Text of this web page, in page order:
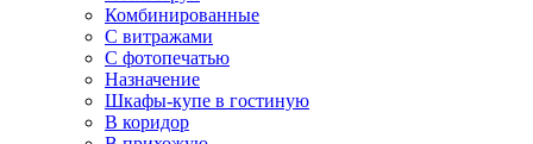
Комбинированные
С витражами
С фотопечатью
Назначение
Шкафы-купе в гостиную
В коридор